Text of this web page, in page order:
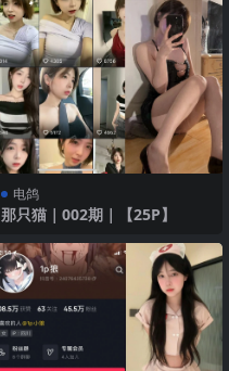
电鸽
那只猫｜002期｜【25P】